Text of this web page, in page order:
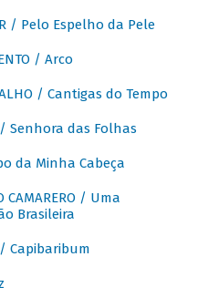
/ Pelo Espelho da Pele
/ Arco
/ Cantigas do Tempo
/ Senhora das Folhas
da Minha Cabeça
CAMARERO / Uma
Brasileira
/ Capibaribum